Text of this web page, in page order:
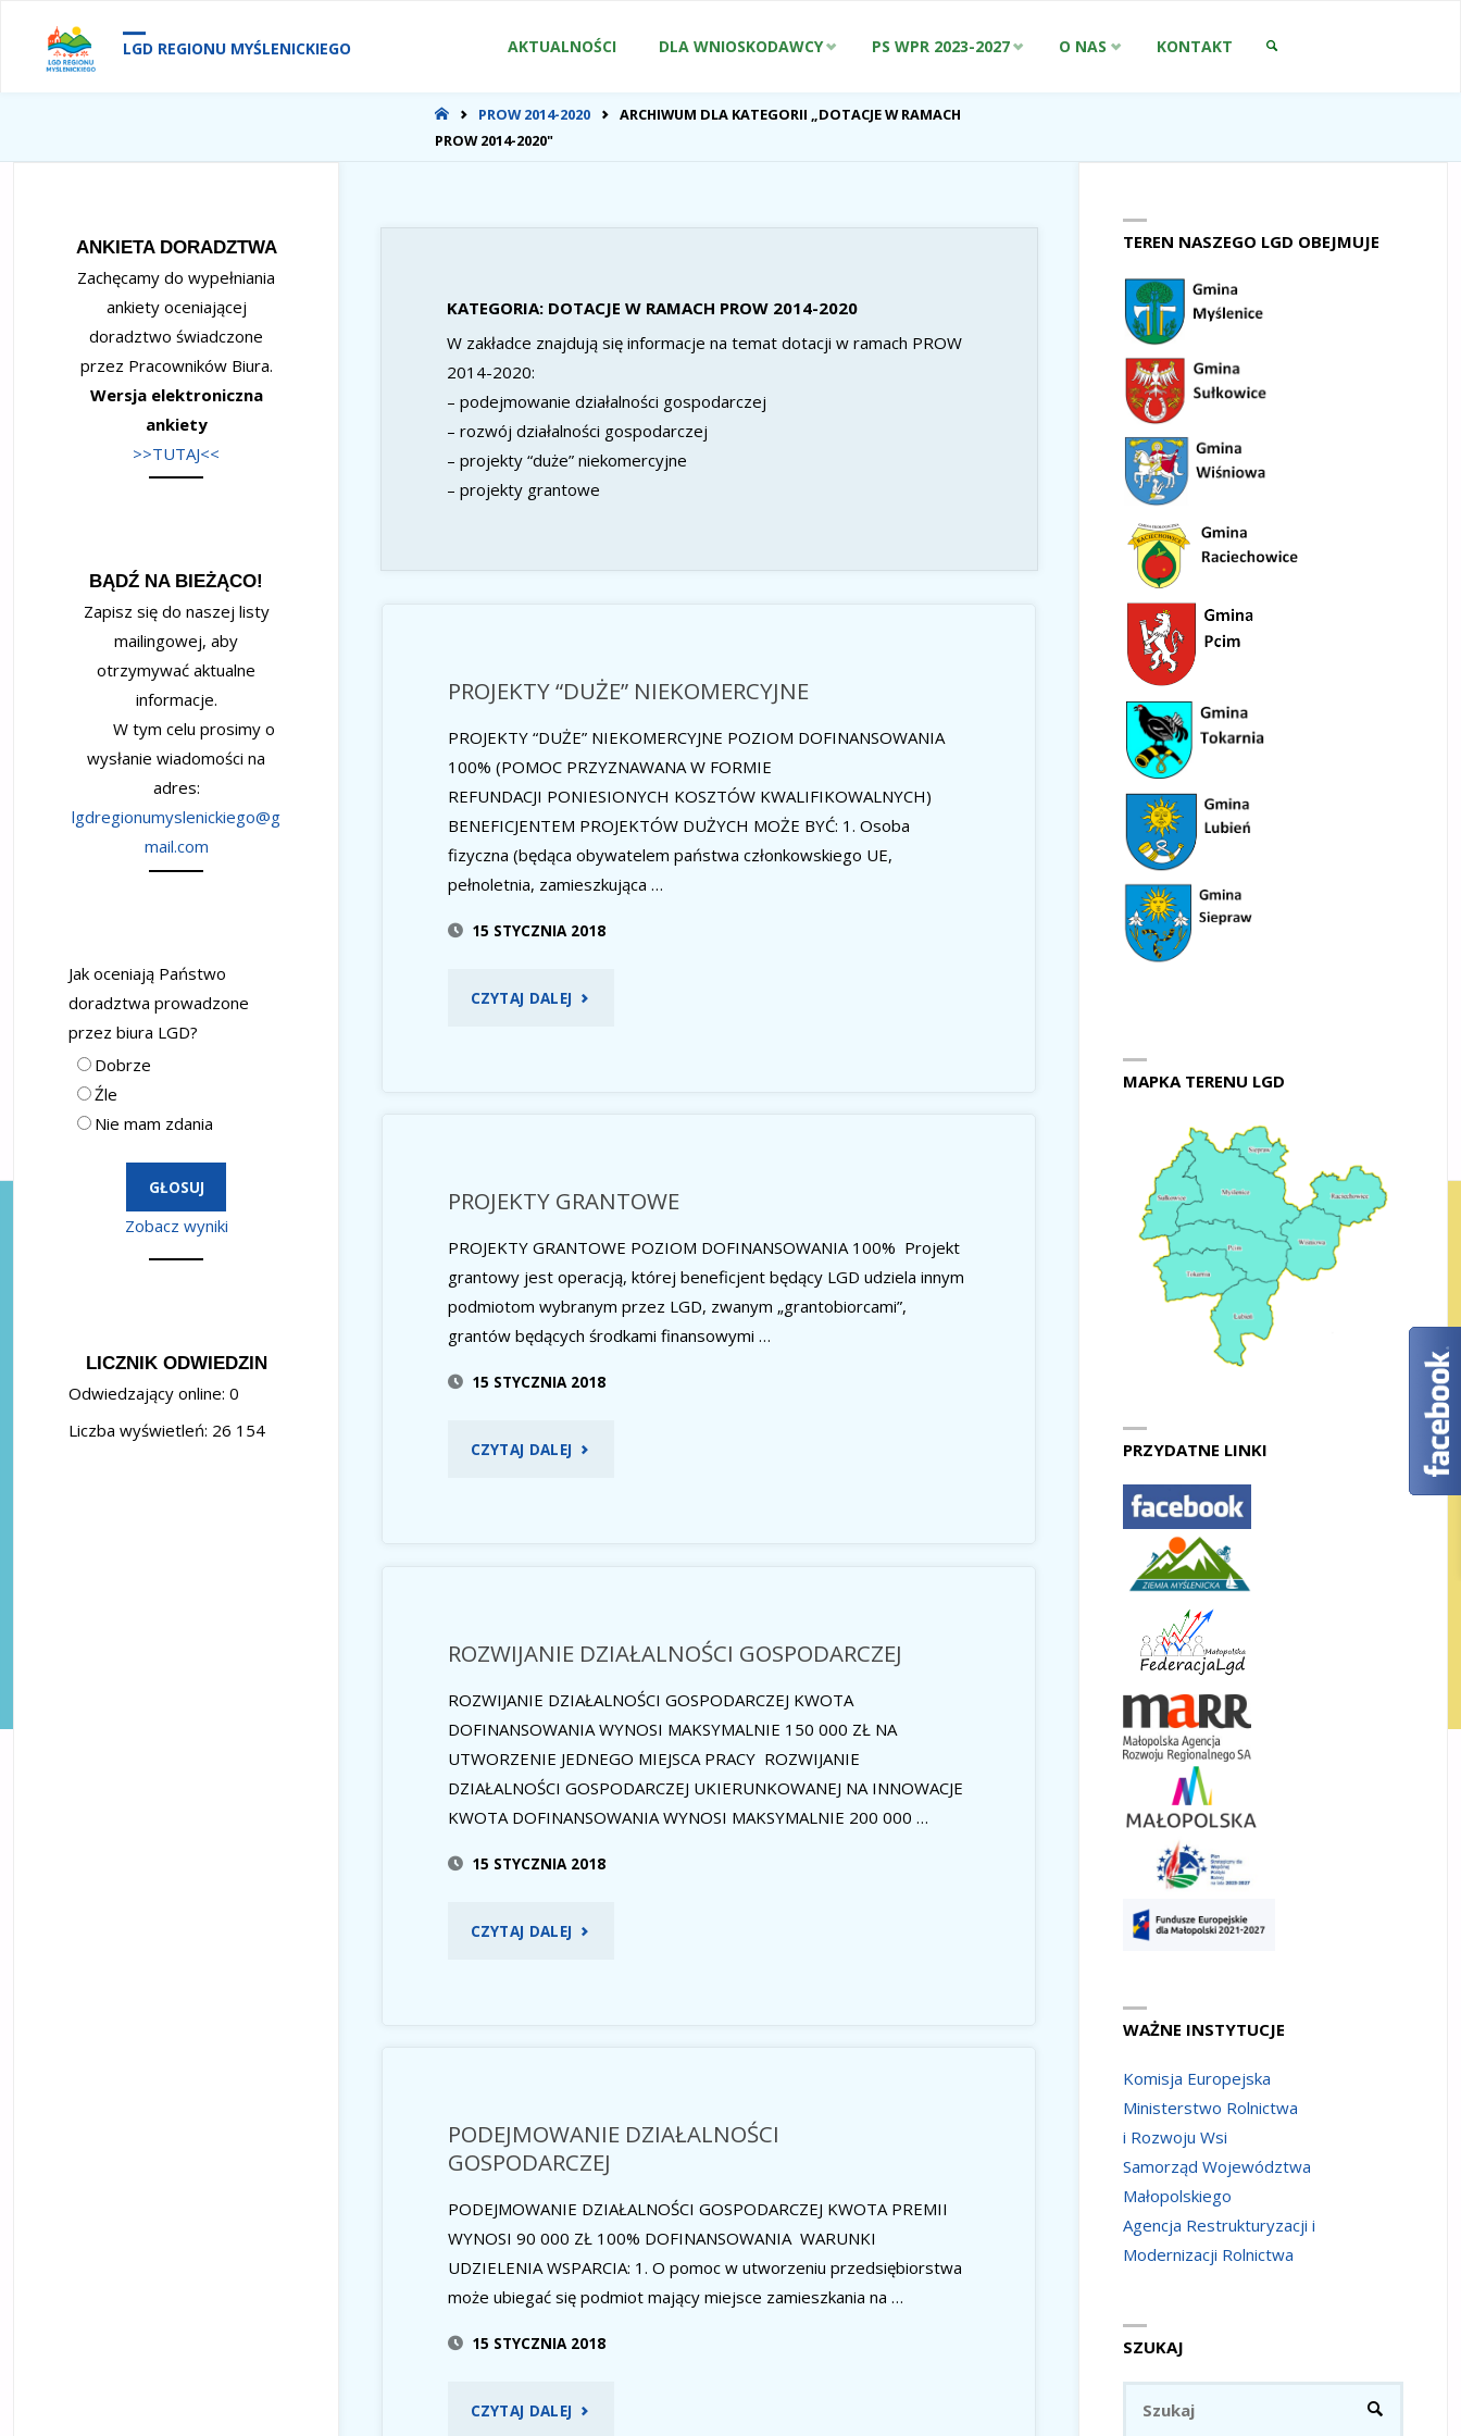
LGD REGIONU MYŚLENICKIEGO
treści
AKTUALNOŚCI DLA WNIOSKODAWCY PS WPR 2023-2027 O NAS KONTAKT
STRONA
GŁÓWNA
PROW 2014-2020
ARCHIWUM DLA KATEGORII „DOTACJE W RAMACH
PROW 2014-2020"
KATEGORIA: DOTACJE W RAMACH PROW 2014-2020
W zakładce znajdują się informacje na temat dotacji w ramach PROW
2014-2020:
– podejmowanie działalności gospodarczej
– rozwój działalności gospodarczej
– projekty “duże” niekomercyjne
– projekty grantowe
PROJEKTY “DUŻE” NIEKOMERCYJNE
PROJEKTY “DUŻE” NIEKOMERCYJNE POZIOM DOFINANSOWANIA
100% (POMOC PRZYZNAWANA W FORMIE
REFUNDACJI PONIESIONYCH KOSZTÓW KWALIFIKOWALNYCH)
BENEFICJENTEM PROJEKTÓW DUŻYCH MOŻE BYĆ: 1. Osoba
fizyczna (będąca obywatelem państwa członkowskiego UE,
pełnoletnia, zamieszkująca …
15 STYCZNIA 2018
CZYTAJ DALEJ "PROJEKTY
PROJEKTY GRANTOWE
PROJEKTY GRANTOWE POZIOM DOFINANSOWANIA 100% Projekt
grantowy jest operacją, której beneficjent będący LGD udziela innym
podmiotom wybranym przez LGD, zwanym „grantobiorcami”,
grantów będących środkami finansowymi …
15 STYCZNIA 2018
CZYTAJ DALEJ "PROJEKTY
ROZWIJANIE DZIAŁALNOŚCI GOSPODARCZEJ
ROZWIJANIE DZIAŁALNOŚCI GOSPODARCZEJ KWOTA
DOFINANSOWANIA WYNOSI MAKSYMALNIE 150 000 ZŁ NA
UTWORZENIE JEDNEGO MIEJSCA PRACY ROZWIJANIE
DZIAŁALNOŚCI GOSPODARCZEJ UKIERUNKOWANEJ NA INNOWACJE
KWOTA DOFINANSOWANIA WYNOSI MAKSYMALNIE 200 000 …
15 STYCZNIA 2018
CZYTAJ DALEJ "ROZWIJANIE
PODEJMOWANIE DZIAŁALNOŚCI
GOSPODARCZEJ
PODEJMOWANIE DZIAŁALNOŚCI GOSPODARCZEJ KWOTA PREMII
WYNOSI 90 000 ZŁ 100% DOFINANSOWANIA WARUNKI
UDZIELENIA WSPARCIA: 1. O pomoc w utworzeniu przedsiębiorstwa
może ubiegać się podmiot mający miejsce zamieszkania na …
15 STYCZNIA 2018
CZYTAJ DALEJ "PODEJMOWANIE
ANKIETA DORADZTWA
Zachęcamy do wypełniania
ankiety oceniającej
doradztwo świadczone
przez Pracowników Biura.
Wersja elektroniczna
ankiety
>>TUTAJ<<
BĄDŹ NA BIEŻĄCO!
Zapisz się do naszej listy
mailingowej, aby
otrzymywać aktualne
informacje.
W tym celu prosimy o
wysłanie wiadomości na
adres:
lgdregionumyslenickiego@g
mail.com
Jak oceniają Państwo
doradztwa prowadzone
przez biura LGD?
Dobrze
Źle
Nie mam zdania
Zobacz wyniki
LICZNIK ODWIEDZIN
Odwiedzający online: 0
Liczba wyświetleń: 26 154
TEREN NASZEGO LGD OBEJMUJE
MAPKA TERENU LGD
PRZYDATNE LINKI
WAŻNE INSTYTUCJE
Komisja Europejska
Ministerstwo Rolnictwa
i Rozwoju Wsi
Samorząd Województwa
Małopolskiego
Agencja Restrukturyzacji i
Modernizacji Rolnictwa
SZUKAJ
SZUKAJ